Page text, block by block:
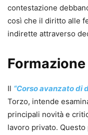
contestazione
così che il diritto alle
indirette attraverso
Il “Corso avanzato di
Torzo, intende
principali novità e
lavoro privato.